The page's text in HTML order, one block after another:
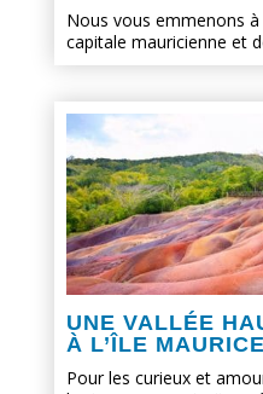
Nous vous emmenons
capitale mauricienne et
UNE VALLÉE
À L’ÎLE MAURICE
Pour les curieux et